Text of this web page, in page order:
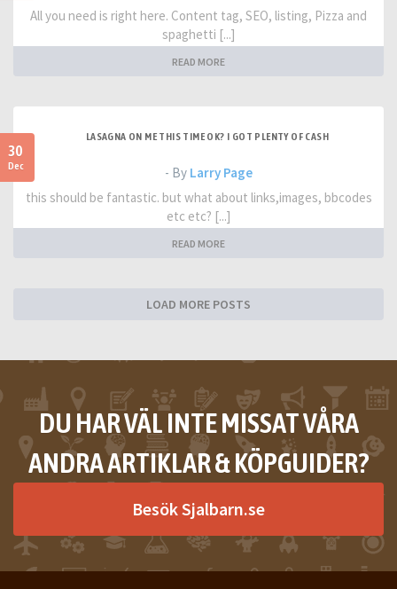
All you need is right here. Content tag, SEO, listing, Pizza and
spaghetti [...]
READ MORE
30
Dec
LASAGNA ON ME THIS TIME OK? I GOT PLENTY OF CASH
- By Larry Page
this should be fantastic. but what about links,images, bbcodes
etc etc? [...]
READ MORE
LOAD MORE POSTS
DU HAR VÄL INTE MISSAT VÅRA
ANDRA ARTIKLAR & KÖPGUIDER?
Besök Sjalbarn.se